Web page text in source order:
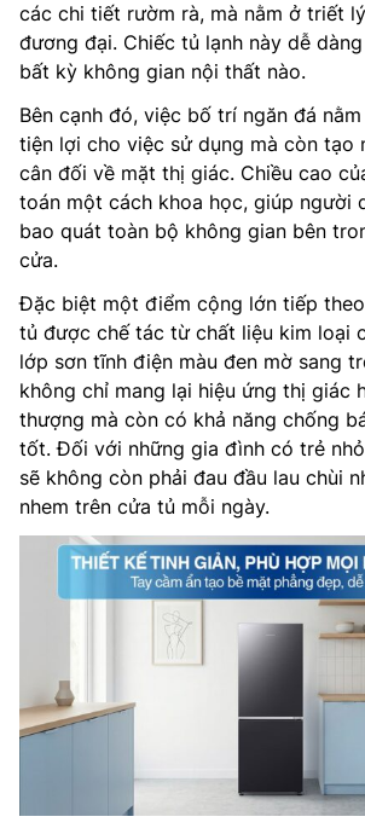
các chi tiết rườm rà, mà nằm ở triết
đương đại. Chiếc tủ lạnh này dễ
bất kỳ không gian nội thất nào.
Bên cạnh đó, việc bố trí ngăn đá
tiện lợi cho việc sử dụng mà còn tạo
cân đối về mặt thị giác. Chiều cao
toán một cách khoa học, giúp người
bao quát toàn bộ không gian bên
cửa.
Đặc biệt một điểm cộng lớn tiếp
tủ được chế tác từ chất liệu kim loại
lớp sơn tĩnh điện màu đen mờ sang
không chỉ mang lại hiệu ứng thị giác
thượng mà còn có khả năng chống
tốt. Đối với những gia đình có trẻ
sẽ không còn phải đau đầu lau chùi
nhem trên cửa tủ mỗi ngày.